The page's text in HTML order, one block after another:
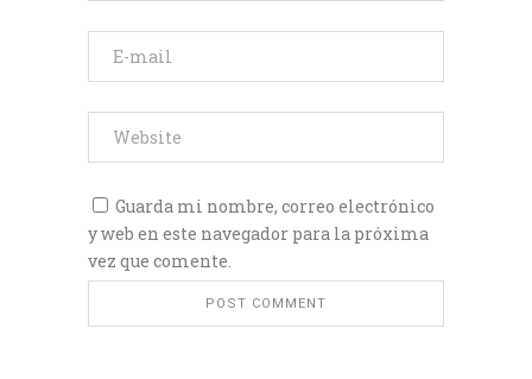
Guarda mi nombre, correo electrónico
y web en este navegador para la próxima
vez que comente.